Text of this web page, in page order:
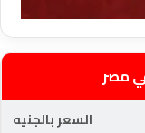
مصر
السعر بالجنيه